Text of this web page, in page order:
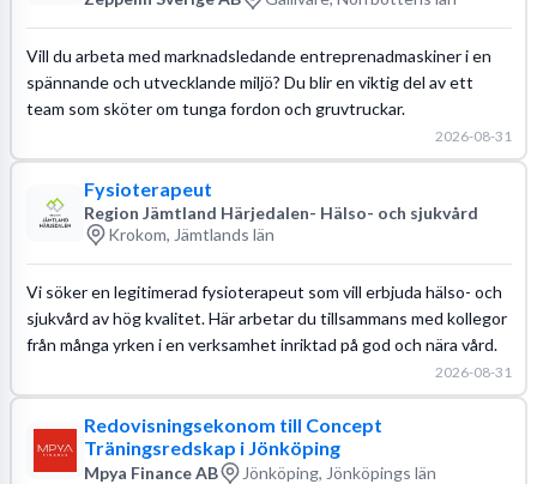
Vill du arbeta med marknadsledande entreprenadmaskiner i en
spännande och utvecklande miljö? Du blir en viktig del av ett
team som sköter om tunga fordon och gruvtruckar.
2026-08-31
Fysioterapeut
Region Jämtland Härjedalen- Hälso- och sjukvård
Krokom, Jämtlands län
Vi söker en legitimerad fysioterapeut som vill erbjuda hälso- och
sjukvård av hög kvalitet. Här arbetar du tillsammans med kollegor
från många yrken i en verksamhet inriktad på god och nära vård.
2026-08-31
Redovisningsekonom till Concept
Träningsredskap i Jönköping
Mpya Finance AB Jönköping, Jönköpings län